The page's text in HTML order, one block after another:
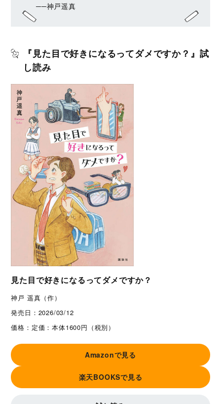
──神戸遥真
『見た目で好きになるってダメですか？』試
し読み
見た目で好きになるってダメですか？
神戸 遥真（作）
発売日： 2026/03/12
価格： 定価：本体1600円（税別）
Amazonで見る
楽天BOOKSで見る